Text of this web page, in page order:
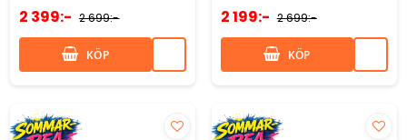
2 399:- 2 699:-
KÖP
2 199:- 2 699:-
KÖP